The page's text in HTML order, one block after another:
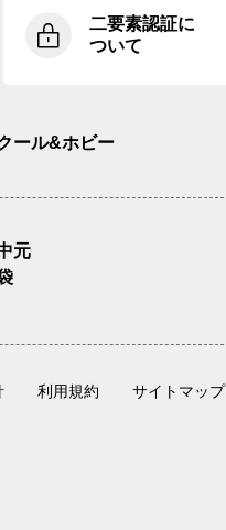
二要素認証に
ついて
ール&ホビー
元
利用規約 サイトマップ